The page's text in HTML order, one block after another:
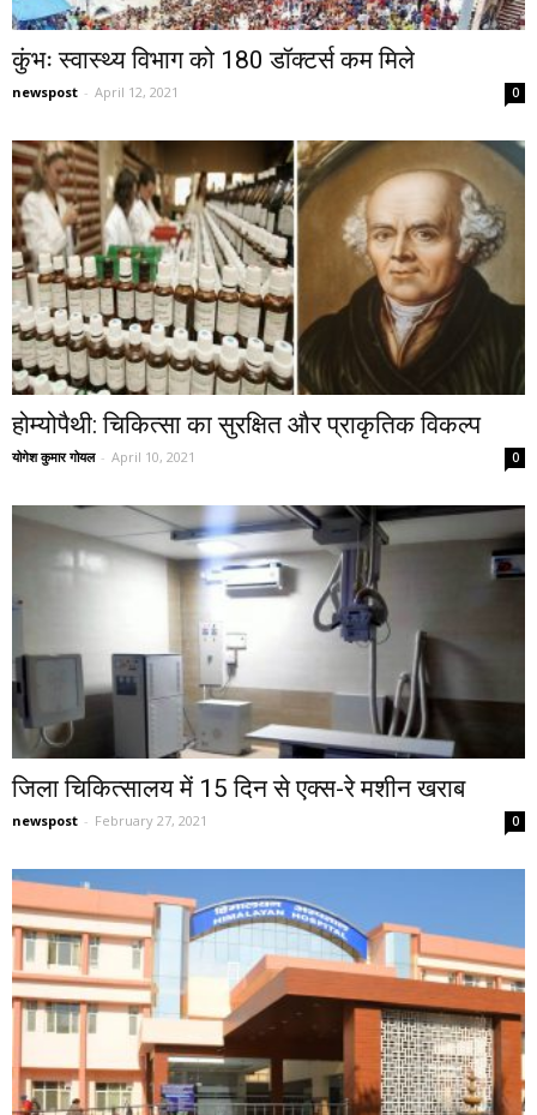
कुंभः स्वास्थ्य विभाग को 180 डॉक्टर्स कम मिले
newspost - April 12, 2021 0
होम्योपैथी: चिकित्सा का सुरक्षित और प्राकृतिक विकल्प
योगेश कुमार गोयल - April 10, 2021 0
जिला चिकित्सालय में 15 दिन से एक्स-रे मशीन खराब
newspost - February 27, 2021 0